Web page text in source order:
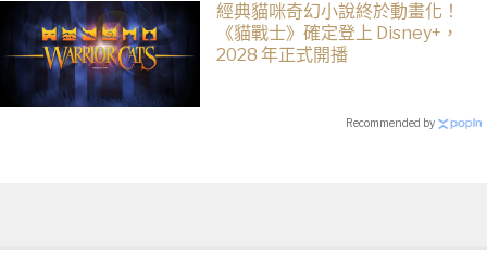
經典貓咪奇幻小說終於動畫化！
《貓戰士》確定登上 Disney+，
2028 年正式開播
Recommended by